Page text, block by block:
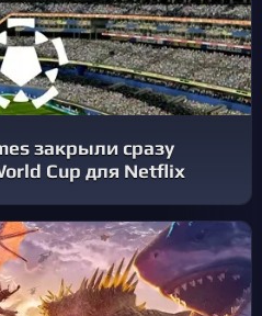
закрыли сразу
Cup для Netflix